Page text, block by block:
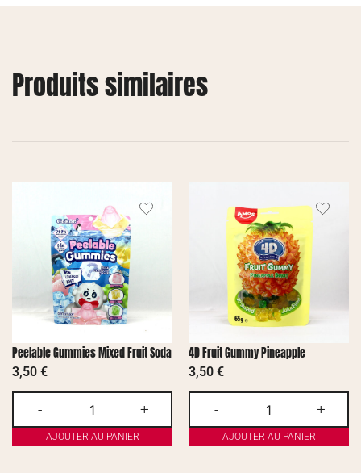
Produits similaires
Peelable Gummies Mixed Fruit Soda
3,50 €
- +
AJOUTER AU PANIER
4D Fruit Gummy Pineapple
3,50 €
- +
AJOUTER AU PANIER